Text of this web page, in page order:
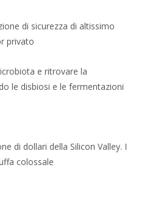
di sicurezza di altissimo
privato
e ritrovare la
le disbiosi e le fermentazioni
di dollari della Silicon Valley. I
colossale